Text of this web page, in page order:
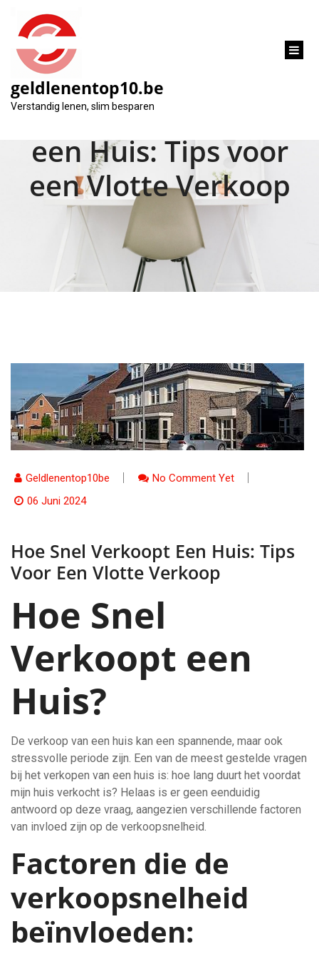
gaan
geldlenentop10.be
Verstandig lenen, slim besparen
Hoe Snel Verkoopt
een Huis: Tips voor
een Vlotte Verkoop
Geldlenentop10be
No Comment Yet
06 Juni 2024
Hoe Snel Verkoopt Een Huis: Tips
Voor Een Vlotte Verkoop
Hoe Snel
Verkoopt een
Huis?
De verkoop van een huis kan een spannende, maar ook
stressvolle periode zijn. Een van de meest gestelde vragen
bij het verkopen van een huis is: hoe lang duurt het voordat
mijn huis verkocht is? Helaas is er geen eenduidig
antwoord op deze vraag, aangezien verschillende factoren
van invloed zijn op de verkoopsnelheid.
Factoren die de
verkoopsnelheid
beïnvloeden: